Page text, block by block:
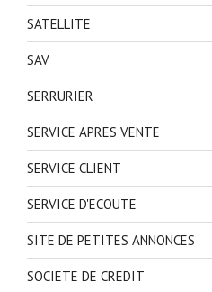
SATELLITE
SAV
SERRURIER
SERVICE APRES VENTE
SERVICE CLIENT
SERVICE D'ECOUTE
SITE DE PETITES ANNONCES
SOCIETE DE CREDIT